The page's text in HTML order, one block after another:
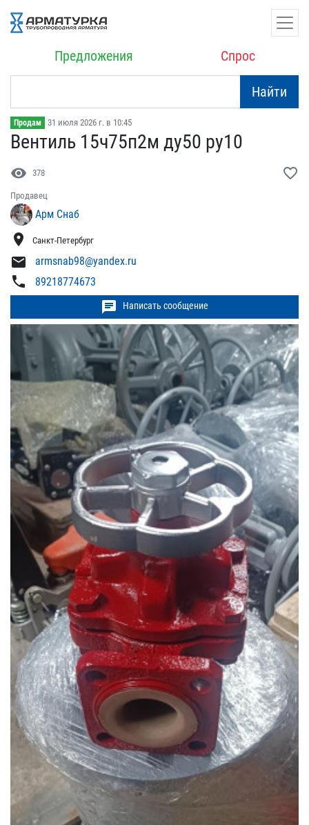
Предложения Спрос
Найти
Продам 31 июля 2026 г. в 10:45
Вентиль 15ч75п2м ду50 ру​10
visibility 378 favorite_border
Продавец
Арм Снаб
location_on Санкт-Петербург
mail armsnab98@yandex.ru
phone 89218774673
chat Написать сообщение